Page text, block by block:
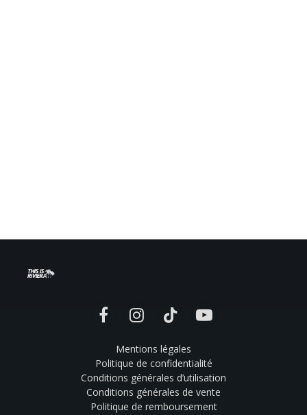
FacebookInstagramTikTok YouTube
Mentions légales
Politique de confidentialité
Conditions générales d’utilisation
Conditions générales de vente
Politique de remboursement